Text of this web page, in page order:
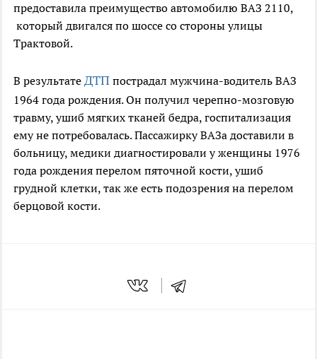
предоставила преимущество автомобилю ВАЗ 2110,
который двигался по шоссе со стороны улицы
Трактовой.
В результате ДТП пострадал мужчина-водитель ВАЗ
1964 года рождения. Он получил черепно-мозговую
травму, ушиб мягких тканей бедра, госпитализация
ему не потребовалась. Пассажирку ВАЗа доставили в
больницу, медики диагностировали у женщины 1976
года рождения перелом пяточной кости, ушиб
грудной клетки, так же есть подозрения на перелом
берцовой кости.